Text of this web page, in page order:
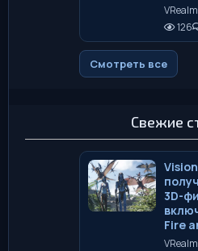
VRealm
126
Смотреть все
Свежие
3D-
Fire
VRealm